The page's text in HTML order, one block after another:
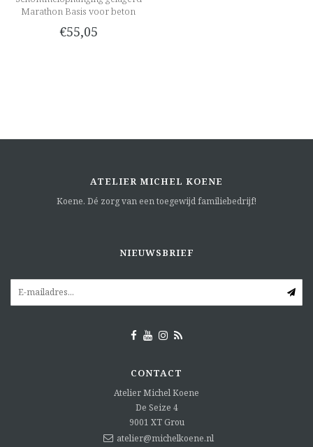
Marathon Basis voor beton
€55,05
ATELIER MICHEL KOENE
Koene. Dé zorg van een toegewijd familiebedrijf!
NIEUWSBRIEF
CONTACT
Atelier Michel Koene
De Seize 4
9001 XT Grou
atelier@michelkoene.nl